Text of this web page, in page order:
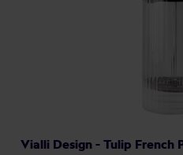
Vialli Design - Tulip French